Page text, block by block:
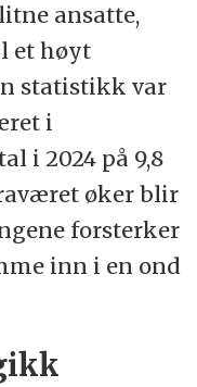
ansatte,
et høyt
statistikk var
i
i 2024 på 9,8
øker blir
forsterker
inn i en ond